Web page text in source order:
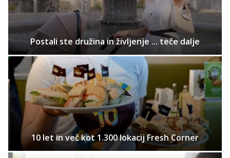
Postali ste družina in življenje ... teče dalje
10 let in več kot 1.300 lokacij Fresh Corner